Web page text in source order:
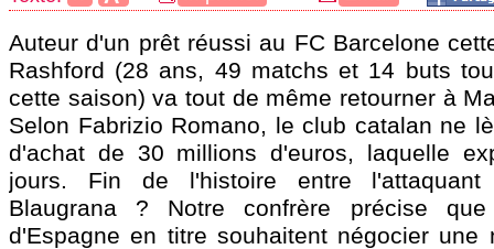
Auteur d'un prêt réussi au FC Barcelone
Rashford (28 ans, 49 matchs et 14 buts
cette saison) va tout de même retourner à
Selon Fabrizio Romano, le club catalan ne
d'achat de 30 millions d'euros, laquelle
jours. Fin de l'histoire entre
Blaugrana ? Notre confrère précise
d'Espagne en titre souhaitent négocier une